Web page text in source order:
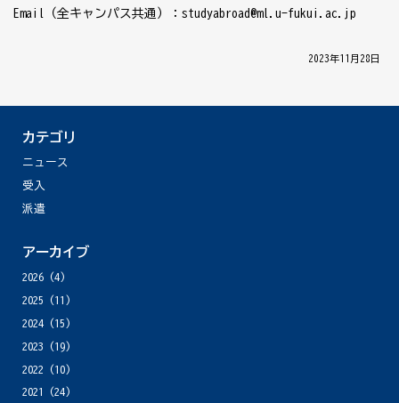
Email（全キャンパス共通）：studyabroad@ml.u-fukui.ac.jp
│ 2023年11月28日 │
カテゴリ
ニュース
受入
派遣
アーカイブ
2026(4)
2025 (11)
2024(15)
2023 (19)
2022 (10)
2021
(24)